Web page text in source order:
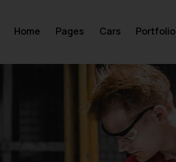
Home Pages Cars Portfolio